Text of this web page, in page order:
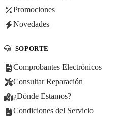
Promociones
Novedades
SOPORTE
Comprobantes Electrónicos
Consultar Reparación
¿Dónde Estamos?
Condiciones del Servicio